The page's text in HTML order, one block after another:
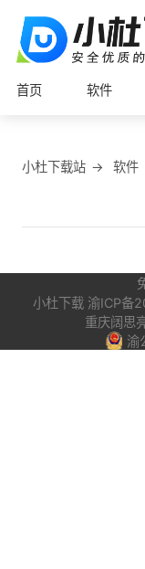
首页 软件
小杜下载站 → 软件
小杜下载 渝ICP备
重庆阔思
渝